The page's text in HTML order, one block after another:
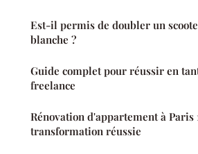
Est-il permis de doubler un
blanche ?
Guide complet pour réussir en
freelance
Rénovation d'appartement à Paris
transformation réussie